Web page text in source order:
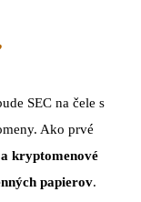
SEC na čele s
Ako prvé
kryptomenové
papierov.